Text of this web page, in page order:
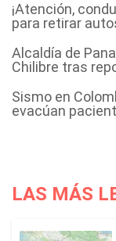
¡Atención,
para retirar
Alcaldía de
Chilibre tras
Sismo en
evacúan
LAS MÁS